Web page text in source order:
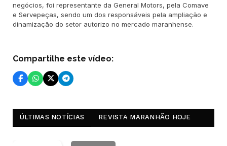
negócios, foi representante da General Motors, pela Comave
e Servepeças, sendo um dos responsáveis pela ampliação e
dinamização do setor autorizo no mercado maranhense.
Compartilhe este vídeo:
ÚLTIMAS NOTÍCIAS REVISTA MARANHÃO HOJE